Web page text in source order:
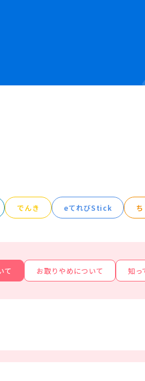
でんき eてれびStick
て お取りやめについて 知っ